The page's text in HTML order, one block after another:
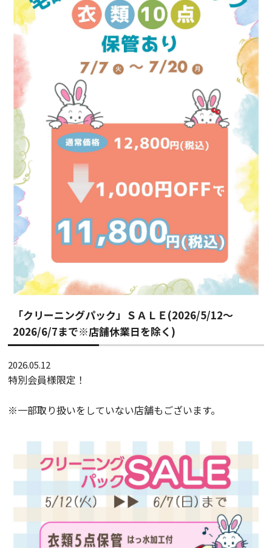
「クリーニングパック」ＳＡＬＥ(2026/5/12～
2026/6/7まで※店舗休業日を除く)
2026.05.12
特別会員様限定！
※一部取り扱いをしていない店舗もございます。